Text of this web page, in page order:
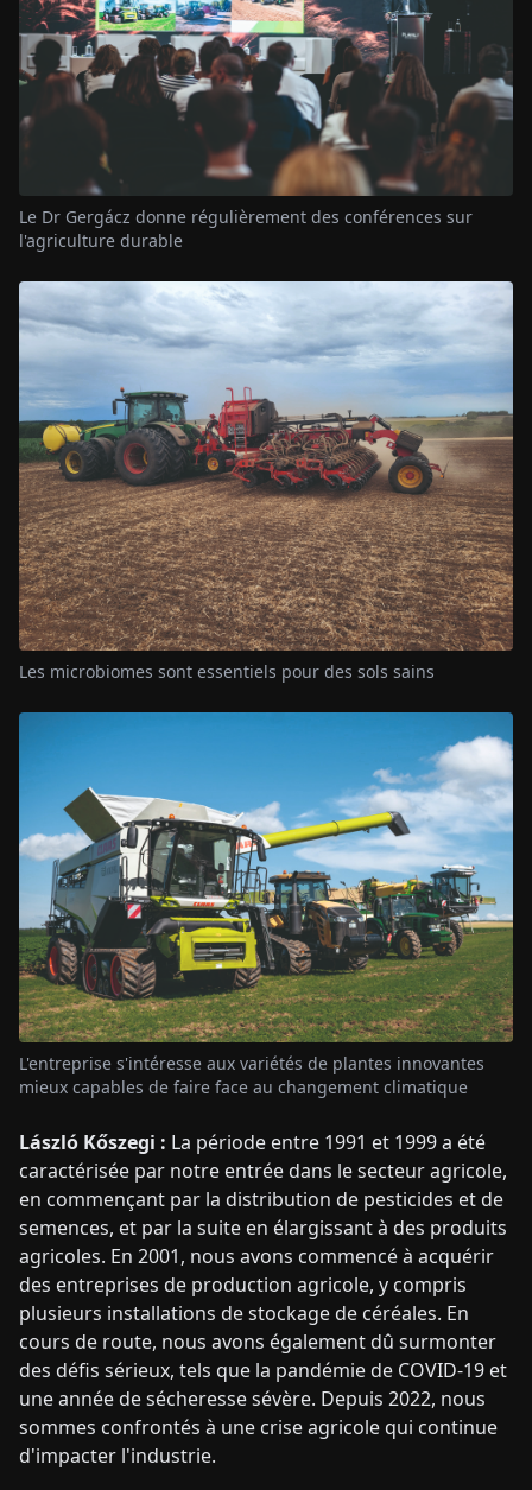
Le Dr Gergácz donne régulièrement des conférences sur
l'agriculture durable
Les microbiomes sont essentiels pour des sols sains
L'entreprise s'intéresse aux variétés de plantes innovantes
mieux capables de faire face au changement climatique
László Kőszegi : La période entre 1991 et 1999 a été
caractérisée par notre entrée dans le secteur agricole,
en commençant par la distribution de pesticides et de
semences, et par la suite en élargissant à des produits
agricoles. En 2001, nous avons commencé à acquérir
des entreprises de production agricole, y compris
plusieurs installations de stockage de céréales. En
cours de route, nous avons également dû surmonter
des défis sérieux, tels que la pandémie de COVID-19 et
une année de sécheresse sévère. Depuis 2022, nous
sommes confrontés à une crise agricole qui continue
d'impacter l'industrie.